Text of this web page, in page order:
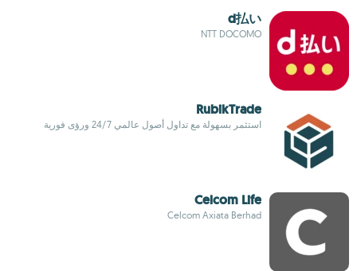
d払い
NTT DOCOMO
RubikTrade
استثمر بسهولة مع تداول أصول عالمي 24/7 ورؤى فورية
Celcom Life
Celcom Axiata Berhad